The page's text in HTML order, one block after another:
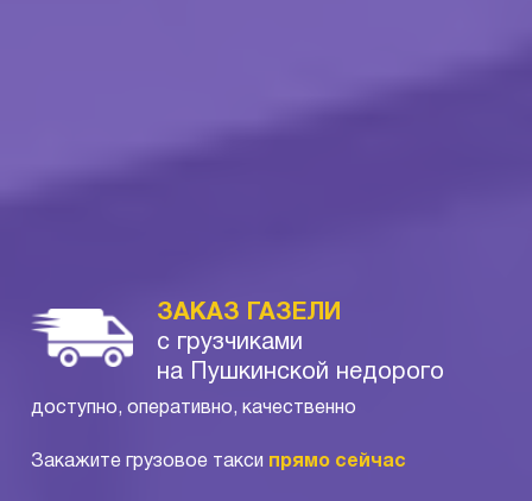
ЗАКАЗ ГАЗЕЛИ
с грузчиками
на Пушкинской недорого
доступно, оперативно, качественно
Закажите грузовое такси прямо сейчас